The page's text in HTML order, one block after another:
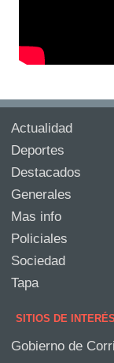
Actualidad
Deportes
Destacados
Generales
Mas info
Policiales
Sociedad
Tapa
SITIOS DE
Gobierno de